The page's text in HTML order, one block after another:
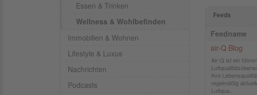
Essen & Trinken
Wellness & Wohlbefinden
Immobilien & Wohnen
Lifestyle & Luxus
Nachrichten
Podcasts
Feeds
Feedname
air-Q Blog
Air-Q ist ein
Ihre
regelmäßig
Luftqua..